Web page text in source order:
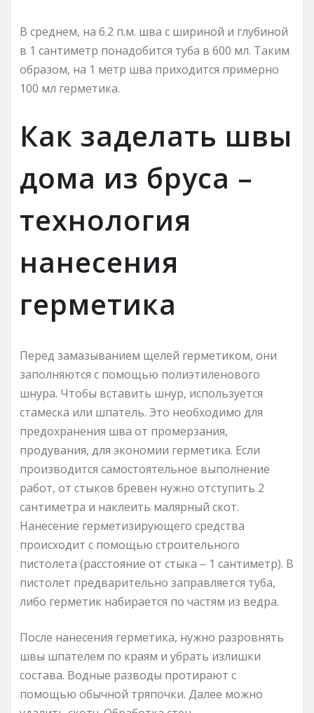
В среднем, на 6.2 п.м. шва с шириной и глубиной
в 1 сантиметр понадобится туба в 600 мл. Таким
образом, на 1 метр шва приходится примерно
100 мл герметика.
Как заделать швы
дома из бруса –
технология
нанесения
герметика
Перед замазыванием щелей герметиком, они
заполняются с помощью полиэтиленового
шнура. Чтобы вставить шнур, используется
стамеска или шпатель. Это необходимо для
предохранения шва от промерзания,
продувания, для экономии герметика. Если
производится самостоятельное выполнение
работ, от стыков бревен нужно отступить 2
сантиметра и наклеить малярный скот.
Нанесение герметизирующего средства
происходит с помощью строительного
пистолета (расстояние от стыка – 1 сантиметр). В
пистолет предварительно заправляется туба,
либо герметик набирается по частям из ведра.
После нанесения герметика, нужно разровнять
швы шпателем по краям и убрать излишки
состава. Водные разводы протирают с
помощью обычной тряпочки. Далее можно